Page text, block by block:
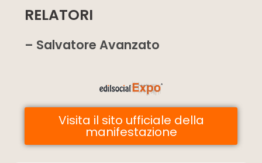
RELATORI
– Salvatore Avanzato
Visita il sito ufficiale della
manifestazione